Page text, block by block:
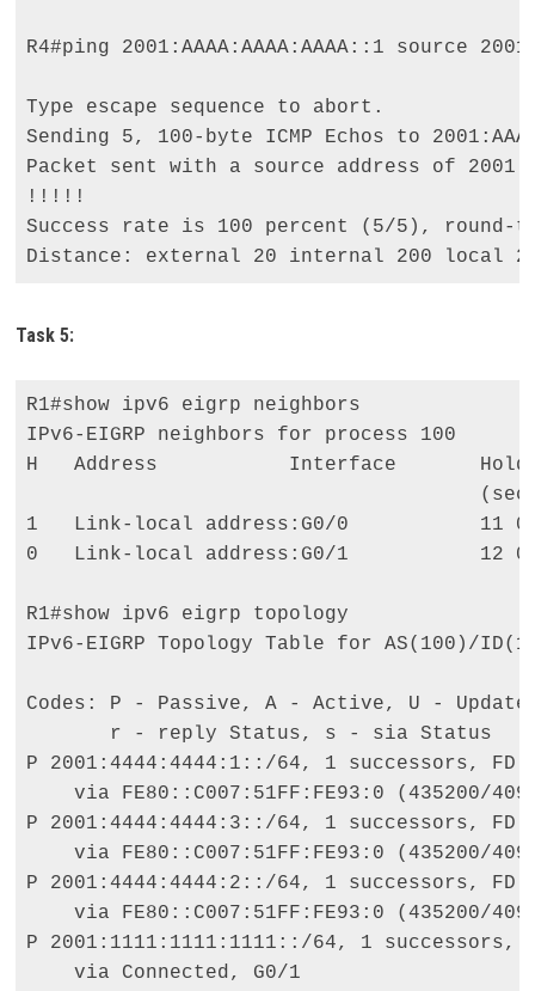
R4#ping 2001:AAAA:AAAA:AAAA::1 source
Type escape sequence to abort.
Sending 5, 100-byte ICMP Echos to
Packet sent with a source address of
!!!!!
Success rate is 100 percent (5/5), round-
Distance: external 20 internal 200 local
Task 5:
R1#show ipv6 eigrp neighbors
IPv6-EIGRP neighbors for process 100
H   Address           Interface       Hold
1   Link-local address:G0/0           11
0   Link-local address:G0/1           12
R1#show ipv6 eigrp topology
IPv6-EIGRP Topology Table for AS(100)/
Codes: P - Passive, A - Active, U -
       r - reply Status, s - sia Status
P 2001:4444:4444:1::/64, 1 successors, FD
via FE80::C007:51FF:FE93:0 (435200/
P 2001:4444:4444:3::/64, 1 successors, FD
via FE80::C007:51FF:FE93:0 (435200/
P 2001:4444:4444:2::/64, 1 successors, FD
via FE80::C007:51FF:FE93:0 (435200/
P 2001:1111:1111:1111::/64, 1 successors,
    via Connected, G0/1